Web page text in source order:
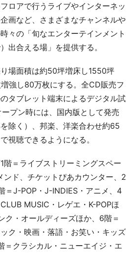
ロアで行うライブやインターネッ
画など、さまざまなチャンネルや
々の「旬なエンターテインメント
出合える場」を提供する。
場面積は約50坪増床し1550坪
強し80万枚にする。全CD販売フ
タブレット端末によるデジタル試
プン時には、国内版として発売
除く）、邦楽、洋楽合わせ約65
視聴できるようになる。
＝ライブストリーミングスペー
ンド、チケットぴあカウンター、2
＝J-POP・J-INDIES・アニメ、4
MUSIC・レゲエ・K-POPほ
ク・オールディーズほか、6階＝
ク・映画・落語・お笑い・キッズ
＝クラシカル・ニューエイジ・エ